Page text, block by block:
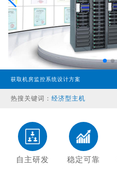
获取机房监控系统设计方案
热搜关键词：经济型主机
温湿度传感器
配电监控设备
气体监控设备
其他配件产品
自主研发 稳定可靠